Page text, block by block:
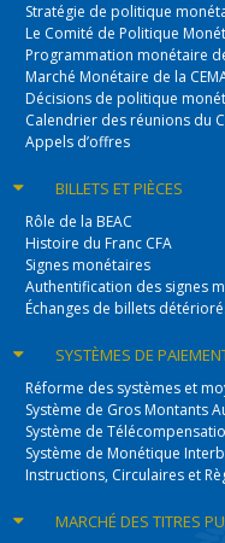
Stratégie de politique
Le Comité de Politique
Programmation monétaire
Marché Monétaire de la
Décisions de politique
Calendrier des réunions du
Appels d’offres
BILLETSET PIÈCES
Rôle de la BEAC
Histoire du Franc CFA
Signes monétaires
Authentification des signes
Échanges de billets
SYSTÈMESDE
Réforme des systèmes et
Système de Gros Montants
Système de
Système de Monétique
Instructions, Circulaires et
MARCHÉ DESTITRES